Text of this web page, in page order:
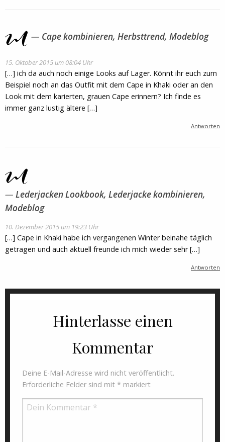
Cape kombinieren, Herbsttrend, Modeblog
15. Oktober 2015 um 08:04 Uhr
[…] ich da auch noch einige Looks auf Lager. Könnt ihr euch zum
Beispiel noch an das Outfit mit dem Cape in Khaki oder an den
Look mit dem karierten, grauen Cape erinnern? Ich finde es
immer ganz lustig ältere […]
Antworten
Lederjacken Lookbook, Lederjacke kombinieren,
Modeblog
10. Dezember 2015 um 19:23 Uhr
[…] Cape in Khaki habe ich vergangenen Winter beinahe täglich
getragen und auch aktuell freunde ich mich wieder sehr […]
Antworten
Hinterlasse einen
Kommentar
Deine E-Mail-Adresse wird nicht veröffentlicht.
Erforderliche Felder sind mit * markiert